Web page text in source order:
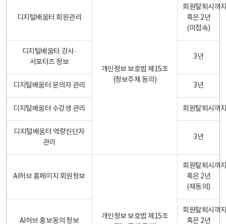
디지털배움터 회원관리
개인정보 보호법 제15조
(정보주체 동의)
회원탈퇴시까
혹은 2년
(미접속)
디지털배움터 강사·
서포터즈 정보
3년
디지털배움터 문의자 관리 3년
디지털배움터 수강생 관리 회원탈퇴시까
디지털배움터 역량진단자
관리
3년
AI허브 홈페이지 회원정보
개인정보 보호법 제15조
회원탈퇴시까
혹은 2년
(재동의)
AI허브 홍보동의 정보
회원탈퇴시까
혹은 2년